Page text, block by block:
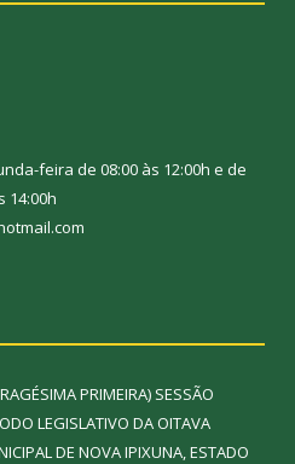
feira de 08:00 às 12:00h e de
14:00h
PRIMEIRA) SESSÃO
LEGISLATIVO DA OITAVA
DE NOVA IPIXUNA, ESTADO